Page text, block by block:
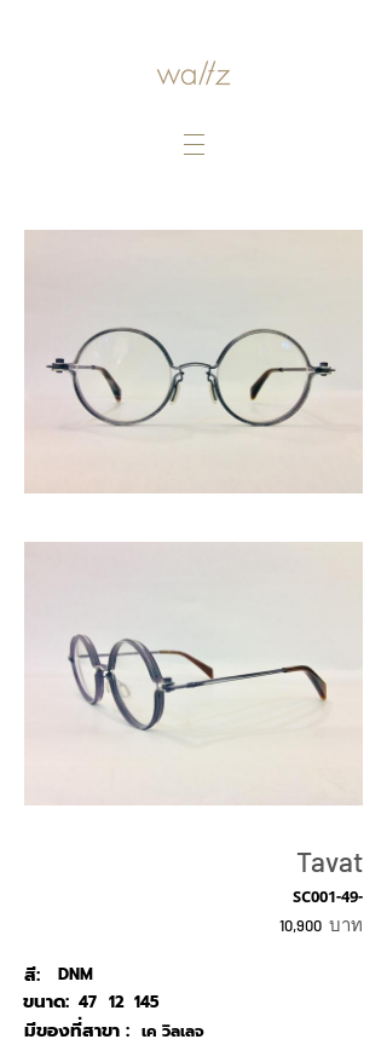
Tavat
SC001-49-
10,900 บาท
สี:
DNM
47
ขนาด: 12 145
เค วิลเลจ
มีของที่สาขา :